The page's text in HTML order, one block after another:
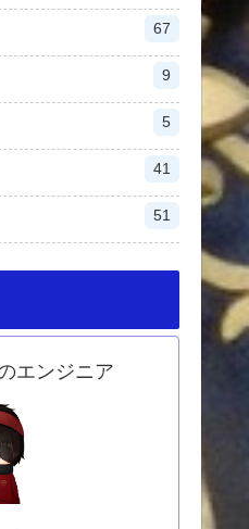
67
9
5
41
51
エンジニア